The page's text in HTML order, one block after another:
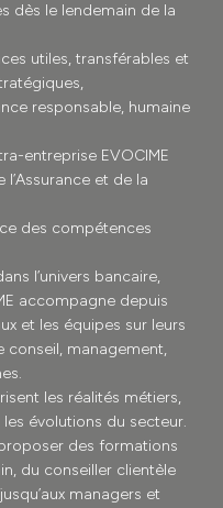
dès le lendemain de la
utiles, transférables et
responsable, humaine
entreprise EVOCIME
et de la
des compétences
l’univers bancaire,
accompagne depuis
et les équipes sur leurs
conseil, management,
les réalités métiers,
évolutions du secteur.
des formations
du conseiller clientèle
managers et